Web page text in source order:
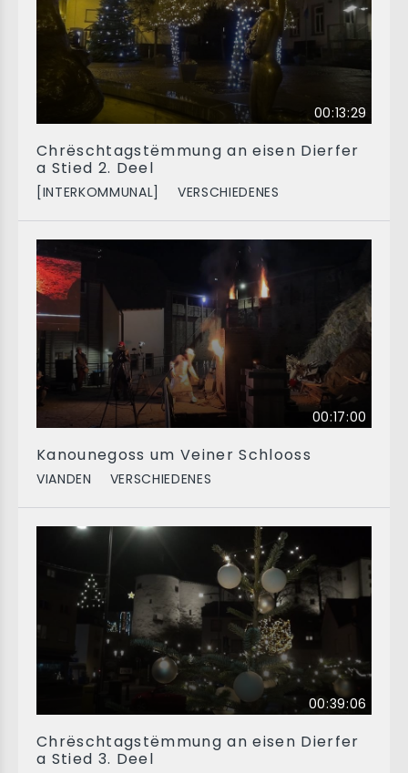
00:13:29
Chrëschtagstëmmung an eisen Dierfer
a Stied 2. Deel
[INTERKOMMUNAL] VERSCHIEDENES
00:17:00
Kanounegoss um Veiner Schlooss
VIANDEN VERSCHIEDENES
00:39:06
Chrëschtagstëmmung an eisen Dierfer
a Stied 3. Deel